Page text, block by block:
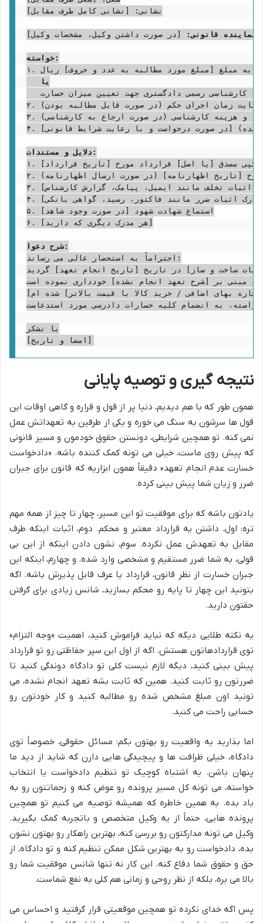
نشانی: [نشانی کامل طرف مقابل]
نماینده قانونی: [در صورت داشتن وکیل، مشخصات وکیل]
خواسته:
۱. مطالبه خسارت عدم انجام تعهد ناشی از [نوع قرارداد، مثلاً: قرارداد مشارکت در ساخت / قرارداد بیع] به مبلغ [مبلغ مورد مطالبه به عدد و حروف] ریال
یا
۲. مطالبه خسارت تأخیر تأدیه از تاریخ [تاریخ سررسید تعهد] لغایت زمان اجرای حکم (در صورت قابل مطالبه بودن)
۳. مطالبه کلیه خسارات دادرسی شامل هزینه دادرسی، حق الوکاله وکیل (در صورت داشتن وکیل)، و هزینه کارشناسی (در صورت ارجاع به کارشناسی).
۴. صدور دستور موقت مبنی بر تأمین خواسته (توقیف اموال خوانده) [در صورت درخواست و با رعایت شرایط قانونی]
دلایل و مستندات:
۱. فتوکپی مصدق [یا اصل] قرارداد مورخ [تاریخ قرارداد]
۲. فتوکپی مصدق [یا اصل] اظهارنامه شماره [شماره اظهارنامه] مورخ [تاریخ اظهارنامه] (در صورت ارسال اظهارنامه)
۳. فتوکپی مصدق [یا اصل] [هرگونه مدرک اثبات تخلف مانند ایمیل، پیامک، گزارش کارشناس]
۴. فتوکپی مصدق [یا اصل] [هرگونه مدرک اثبات ضرر مانند فاکتور، رسید، گواهی بانکی]
۵. استماع شهادت شهود [در صورت وجود شاهد]
۶. [هر مدرک دیگری که دارید]
شرح دعوا:
احتراماً به استحضار عالی می رساند:
ساخت و ساز] در تاریخ [تاریخ انجام تعهد] گردید.
مبنی بر [شرح تعهد انجام نشده] خودداری نموده است.
اجاره بهای اضافی / خرید کالا با قیمت بالاتر] شده ام].
به شرح ستون خواسته، به انضمام کلیه خسارات دادرسی مورد استدعاست.
با تشکر
نتیجه گیری و توصیه پایانی
همون طور که با هم دیدیم، دنیا پر از قول و قراره و گاهی اوقات این
قول ها سرشون به سنگ می خوره و یکی از طرفین به تعهداتش عمل
نمی کنه. تو همچین شرایطی، دونستن حقوق خودمون و مسیر قانونی
که پیش روی ماست، خیلی می تونه کمک کننده باشه. «دادخواست
خسارت عدم انجام تعهد» دقیقاً همون ابزاریه که قانون برای جبران
ضرر و زیان شما پیش بینی کرده.
یادتون باشه که برای موفقیت تو این مسیر، چهار تا چیز از همه مهم
تره: اول، داشتن یه قرارداد معتبر و محکم. دوم، اثبات اینکه طرف
مقابل به تعهدش عمل نکرده. سوم، نشون دادن اینکه از این بی
قولی، به شما ضرر مستقیم و مشخصی وارد شده. و چهارم، اینکه این
جبران خسارت از نظر قانون، قرارداد یا عرف قابل پذیرش باشه. اگه
بتونید این چهار تا پایه رو محکم بسازید، شانس زیادی برای گرفتن
حقتون دارید.
یه نکته طلایی دیگه که نباید فراموش کنید، اهمیت «وجه التزام»
توی قراردادهاتون هستش. اگه از اول این سپر حفاظتی رو تو قرارداد
پیش بینی کنید، دیگه لازم نیست کلی تو دادگاه دوندگی کنید تا
ضررتون رو ثابت کنید. همین که ثابت بشه تعهد انجام نشده، می
تونید اون مبلغ مشخص شده رو مطالبه کنید و کار خودتون رو
حسابی راحت می کنید.
اما بذارید یه واقعیت رو بهتون بگم: مسائل حقوقی، خصوصاً توی
دادگاه، خیلی ظرافت ها و پیچیدگی هایی دارن که شاید از دید ما
پنهان باشن. یه اشتباه کوچیک تو تنظیم دادخواست یا انتخاب
خواسته، می تونه کل مسیر پرونده رو عوض کنه و زحماتتون رو به
باد بده. به همین خاطره که همیشه توصیه می کنیم تو همچین
پرونده هایی، حتماً از یه وکیل متخصص و باتجربه کمک بگیرید.
وکیل می تونه مدارکتون رو بررسی کنه، بهترین راهکار رو بهتون نشون
بده، دادخواست رو به بهترین شکل ممکن تنظیم کنه و تو دادگاه، از
حق و حقوق شما دفاع کنه. این کار نه تنها شانس موفقیت شما رو
بالا می بره، بلکه از نظر روحی و زمانی هم کلی به نفع شماست.
پس اگه خدای نکرده تو همچین موقعیتی قرار گرفتید و احساس می